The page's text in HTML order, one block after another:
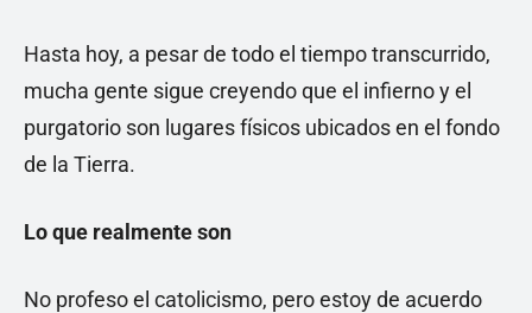
Hasta hoy, a pesar de todo el tiempo transcurrido,
mucha gente sigue creyendo que el infierno y el
purgatorio son lugares físicos ubicados en el fondo
de la Tierra.
Lo que realmente son
No profeso el catolicismo, pero estoy de acuerdo